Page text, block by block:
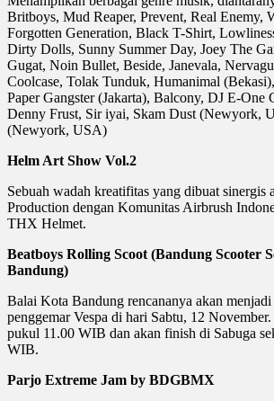
Britboys, Mud Reaper, Prevent, Real Enemy,
Forgotten Generation, Black T-Shirt,
Dirty Dolls, Sunny Summer Day, Joey The
Gugat, Noin Bullet, Beside, Janevala,
Coolcase, Tolak Tunduk, Humanimal
Paper Gangster (Jakarta), Balcony, DJ E-One
Denny Frust, Sir iyai, Skam Dust (Newyork,
(Newyork, USA)
Helm Art Show Vol.2
Sebuah wadah kreatifitas yang dibuat sinergis
Production dengan Komunitas Airbrush
THX Helmet.
Beatboys Rolling Scoot (Bandung Scooter
Bandung)
Balai Kota Bandung rencananya akan
penggemar Vespa di hari Sabtu, 12
pukul 11.00 WIB dan akan finish di Sabuga
WIB.
Parjo Extreme Jam by BDGBMX